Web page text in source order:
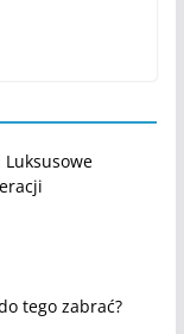
Luksusowe
tego zabrać?